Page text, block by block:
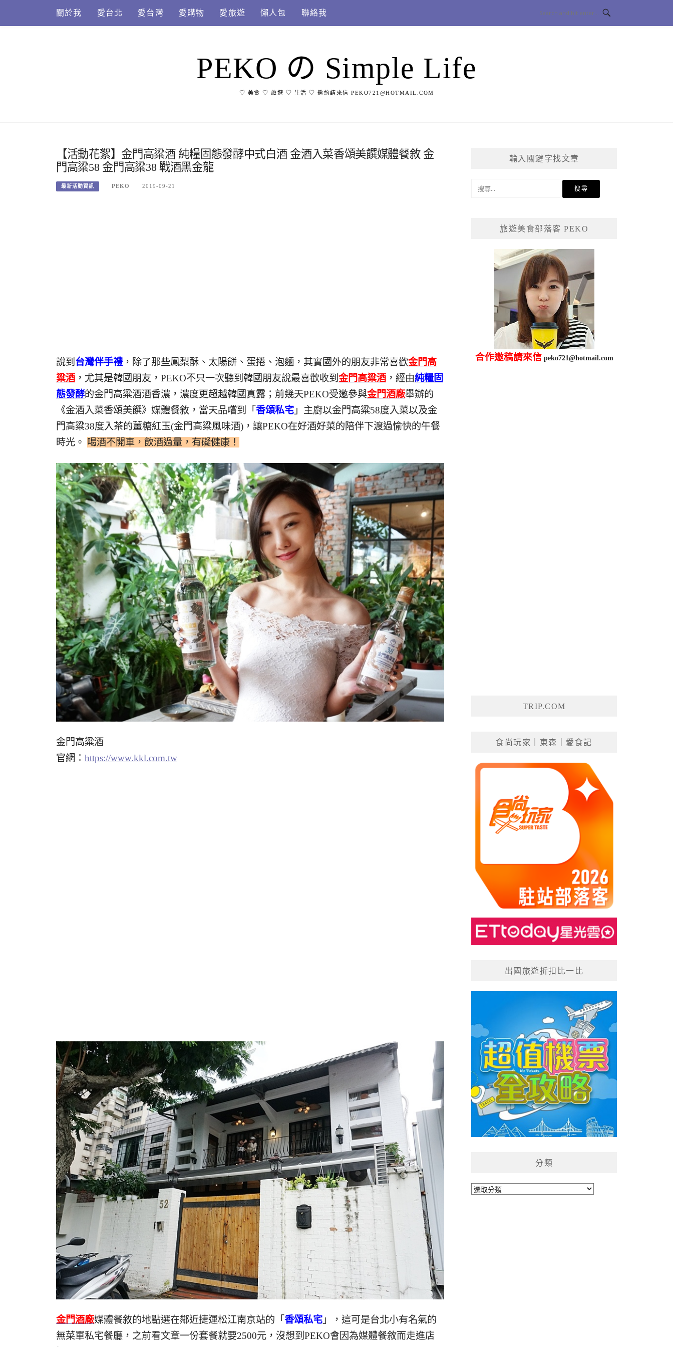
content
關於我 愛台北 愛台灣 愛購物 愛旅遊 懶人包 聯絡我
PEKO の Simple Life
♡ 美食 ♡ 旅遊 ♡ 生活 ♡ 邀約請來信 PEKO721@HOTMAIL.COM
【活動花絮】金門高粱酒 純糧固態發酵中式白酒 金酒入菜香頌美饌媒體餐敘 金
門高粱58 金門高粱38 戰酒黑金龍
最新活動資訊 PEKO 2019-09-21
說到 台灣伴手禮 ，除了那些鳳梨酥、太陽餅、蛋捲、泡麵，其實國外的朋友非常喜歡金門高
粱酒 ，尤其是韓國朋友，PEKO不只一次聽到韓國朋友說最喜歡收到 金門高粱酒 ，經由純糧固
態發酵的金門高粱酒酒香濃，濃度更超越韓國真露；前幾天PEKO受邀參與金門酒廠舉辦的
《金酒入菜香頌美饌》媒體餐敘，當天品嚐到「 香頌私宅 」主廚以金門高粱58度入菜以及金
門高粱38度入茶的薑糖紅玉(金門高粱風味酒)，讓PEKO在好酒好菜的陪伴下渡過愉快的午餐
時光。 喝酒不開車，飲酒過量，有礙健康！
金門高粱酒
官網： https://www.kkl.com.tw
金門酒廠媒體餐敘的地點選在鄰近捷運松江南京站的「 香頌私宅 」，這可是台北小有名氣的
無菜單私宅餐廳，之前看文章一份套餐就要2500元，沒想到PEKO會因為媒體餐敘而走進店
輸入關鍵字找文章
旅遊美食部落客 PEKO
合作邀稿請來信 peko721@hotmail.com
TRIP.COM
食尚玩家｜東森｜愛食記
出國旅遊折扣比一比
分類
分